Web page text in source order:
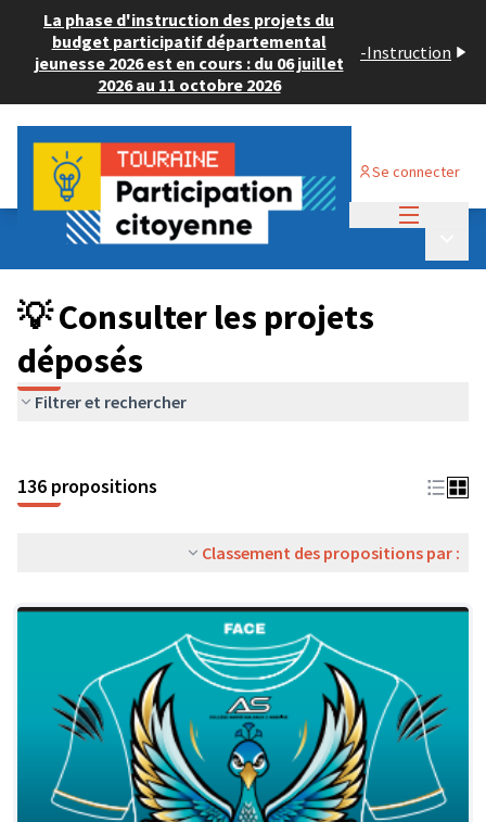
La phase d'instruction des projets du
budget participatif départemental
jeunesse 2026 est en cours : du 06 juillet
2026 au 11 octobre 2026
-Instruction
Se connecter
Budget Participatif JEUNESSE 2024
💡 Consulter les projets déposés
💡 Consulter les projets
déposés
Filtrer et rechercher
136 propositions
Classement des propositions par :